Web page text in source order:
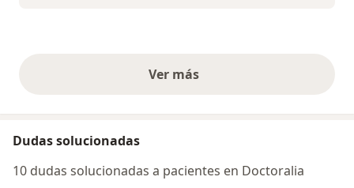
Ver másopiniones anteriores
Dudas solucionadas
10 dudas solucionadas a pacientes en Doctoralia